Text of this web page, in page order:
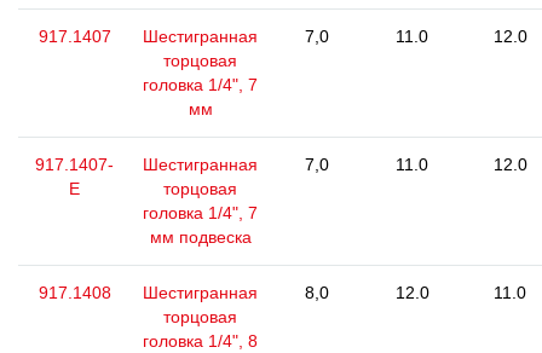
917.1407
Шестигранная
торцовая
головка 1/4", 7
мм
7,0 11.0 12.0
917.1407-
E
Шестигранная
торцовая
головка 1/4", 7
мм подвеска
7,0 11.0 12.0
917.1408
Шестигранная
торцовая
головка 1/4", 8
8,0 12.0 11.0